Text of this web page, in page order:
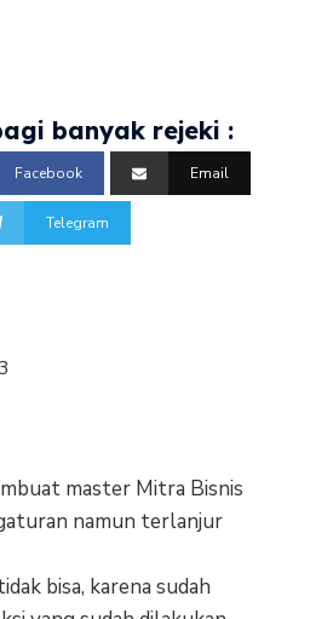
banyak rejeki :
Facebook Email
Telegram
master Mitra Bisnis
namun terlanjur
bisa, karena sudah